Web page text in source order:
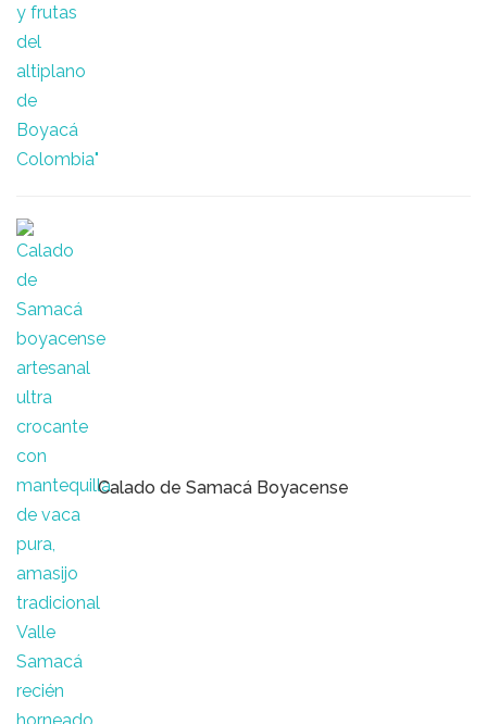
Calado de Samacá Boyacense